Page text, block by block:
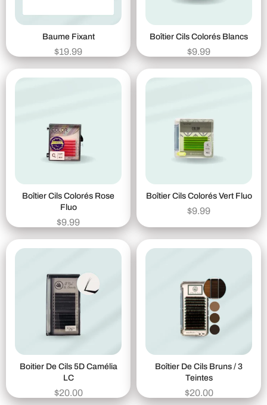
Baume Fixant
$19.99
Boîtier Cils Colorés Blancs
$9.99
Boîtier Cils Colorés Rose
Fluo
$9.99
Boîtier Cils Colorés Vert Fluo
$9.99
Boitier De Cils 5D Camélia
LC
$20.00
Boîtier De Cils Bruns / 3
Teintes
$20.00